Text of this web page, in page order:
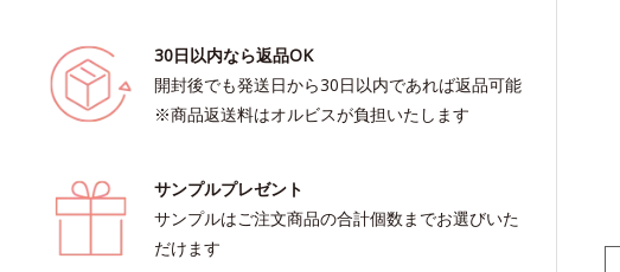
30日以内なら返品OK
開封後でも発送日から30日以内であれば返品可能
※商品返送料はオルビスが負担いたします
サンプルプレゼント
サンプルはご注文商品の合計個数までお選びいた
だけます